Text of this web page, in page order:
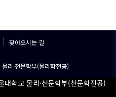
찾아오시는 길
물리·천문학부(물리학전공)
학교 물리·천문학부(천문학전공)